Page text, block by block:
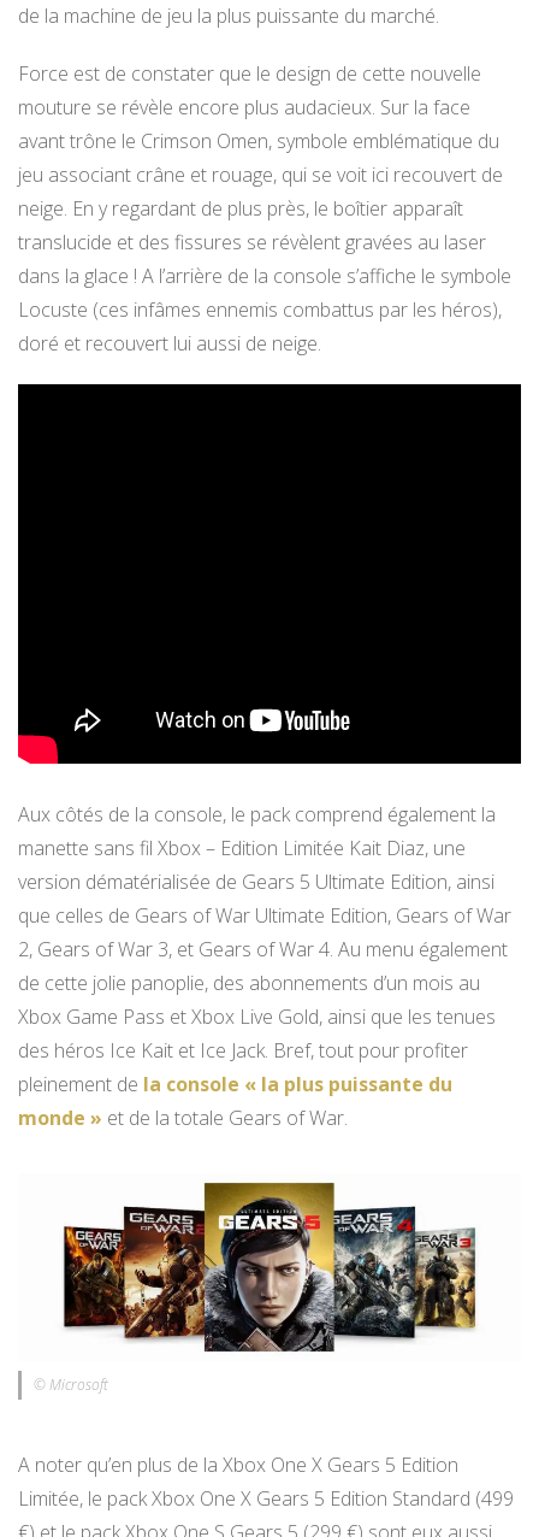
de la machine de jeu la plus puissante du marché.
Force est de constater que le design de cette nouvelle
mouture se révèle encore plus audacieux. Sur la face
avant trône le Crimson Omen, symbole emblématique du
jeu associant crâne et rouage, qui se voit ici recouvert de
neige. En y regardant de plus près, le boîtier apparaît
translucide et des fissures se révèlent gravées au laser
dans la glace ! A l’arrière de la console s’affiche le symbole
Locuste (ces infâmes ennemis combattus par les héros),
doré et recouvert lui aussi de neige.
Aux côtés de la console, le pack comprend également la
manette sans fil Xbox – Edition Limitée Kait Diaz, une
version dématérialisée de Gears 5 Ultimate Edition, ainsi
que celles de Gears of War Ultimate Edition, Gears of War
2, Gears of War 3, et Gears of War 4. Au menu également
de cette jolie panoplie, des abonnements d’un mois au
Xbox Game Pass et Xbox Live Gold, ainsi que les tenues
des héros Ice Kait et Ice Jack. Bref, tout pour profiter
pleinement de la console « la plus puissante du
monde » et de la totale Gears of War.
© Microsoft
A noter qu’en plus de la Xbox One X Gears 5 Edition
Limitée, le pack Xbox One X Gears 5 Edition Standard (499